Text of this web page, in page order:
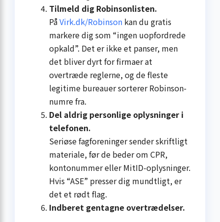
Tilmeld dig Robinsonlisten.
PåVirk.dk/Robinson kan du gratis
markere dig som “ingen uopfordrede
opkald”. Det er ikke et panser, men
det bliver dyrt for firmaer at
overtræde reglerne, og de fleste
legitime bureauer sorterer Robinson-
numre fra.
Del aldrig personlige oplysninger i
telefonen.
Seriøse fagforeninger sender skriftligt
materiale, før de beder om CPR,
kontonummer eller MitID-oplysninger.
Hvis “ASE” presser dig mundtligt, er
det et rødt flag.
Indberet gentagne overtrædelser.